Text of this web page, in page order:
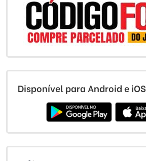
Disponível para Android e iOS